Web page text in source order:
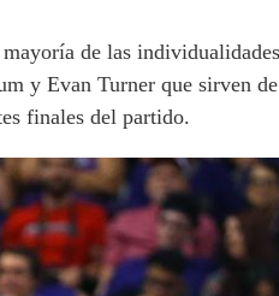
de las
y Evan Turner que sirven
finales del partido.